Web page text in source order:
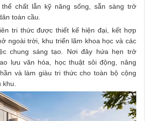
chất lẫn kỹ năng sống, sẵn sàng trở
toàn cầu.
tri thức được thiết kế hiện đại, kết hợp
ngoài trời, khu triển lãm khoa học và các
chung sáng tạo. Nơi đây hứa hẹn trở
lưu văn hóa, học thuật sôi động, nâng
và làm giàu tri thức cho toàn bộ cộng